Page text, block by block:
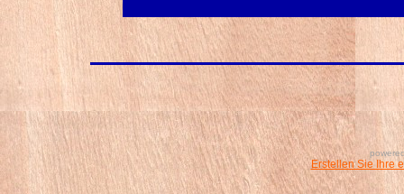
Erstellen Sie Ihre